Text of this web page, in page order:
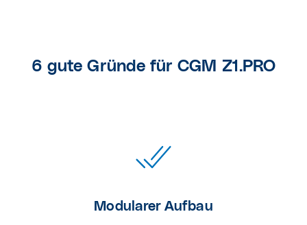
6 gute Gründe für CGM Z1.PRO
Modularer Aufbau